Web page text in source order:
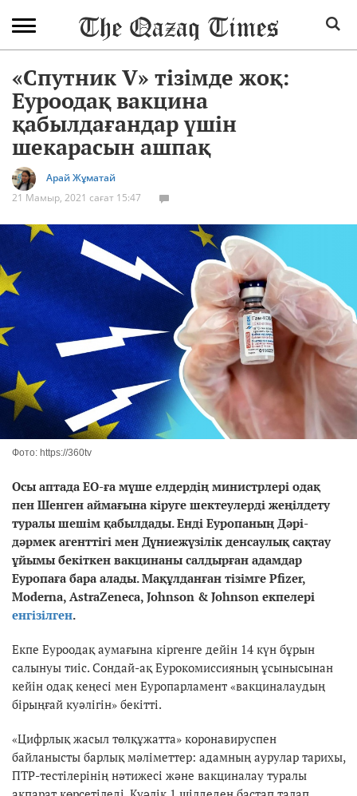
«Спутник V» тізімде жоқ:
Еуроодақ вакцина
қабылдағандар үшін
шекарасын ашпақ
Арай Жұматай
21 Мамыр, 2021 сағат 15:47
Фото: https://360tv
Осы аптада ЕО-ға мүше елдердің министрлері одақ
пен Шенген аймағына кіруге шектеулерді жеңілдету
туралы шешім қабылдады. Енді Еуропаның Дәрі-
дәрмек агенттігі мен Дүниежүзілік денсаулық сақтау
ұйымы бекіткен вакцинаны салдырған адамдар
Еуропаға бара алады. Мақұлданған тізімге Pfizer,
Moderna, AstraZeneca, Johnson & Johnson екпелері
енгізілген.
Екпе Еуроодақ аумағына кіргенге дейін 14 күн бұрын
салынуы тиіс. Сондай-ақ Еурокомиссияның ұсынысынан
кейін одақ кеңесі мен Еуропарламент «вакциналаудың
бірыңғай куәлігін» бекітті.
«Цифрлық жасыл төлқұжатта» коронавируспен
байланысты барлық мәліметтер: адамның аурулар тарихы,
ПТР-тестілерінің нәтижесі және вакциналау туралы